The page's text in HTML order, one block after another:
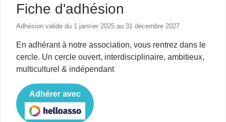
Fiche d'adhésion
Adhésion valide du 1 janvier 2025 au 31 décembre 2027
En adhérant à notre association, vous rentrez dans le
cercle. Un cercle ouvert, interdisciplinaire, ambitieux,
multiculturel & indépendant
Adhérer avec